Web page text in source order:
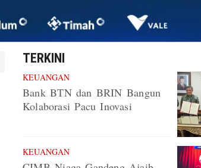
TERKINI
KEUANGAN
Bank BTN dan BRIN Bangun
Kolaborasi Pacu Inovasi
KEUANGAN